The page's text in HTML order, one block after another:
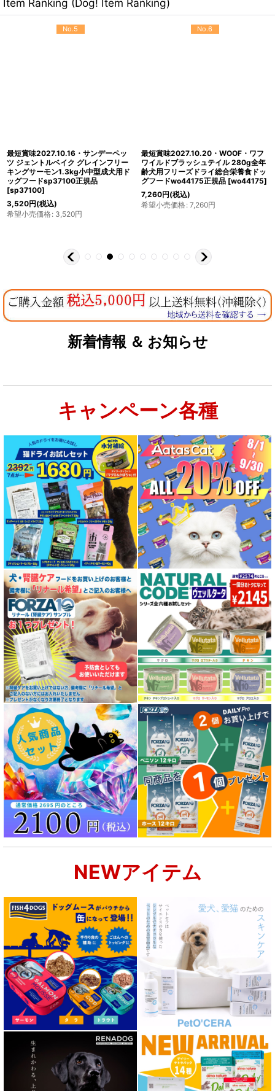
Item Ranking (Dog! Item Ranking)
No.5
最短賞味2027.10.16・サンデーペッ
ツ ジェントルベイク グレインフリー
キングサーモン1.3kg小中型成犬用ド
ッグフードsp37100正規品
[sp37100]
3,520円(税込)
希望小売価格: 3,520円
No.6
最短賞味2027.10.20・WOOF・ワフ
ワイルドブラッシュテイル 280g全年
齢犬用フリーズドライ総合栄養食ドッ
グフードwo44175正規品 [wo44175]
7,260円(税込)
希望小売価格: 7,260円
新着情報 ＆ お知らせ
キャンペーン各種
NEWアイテム